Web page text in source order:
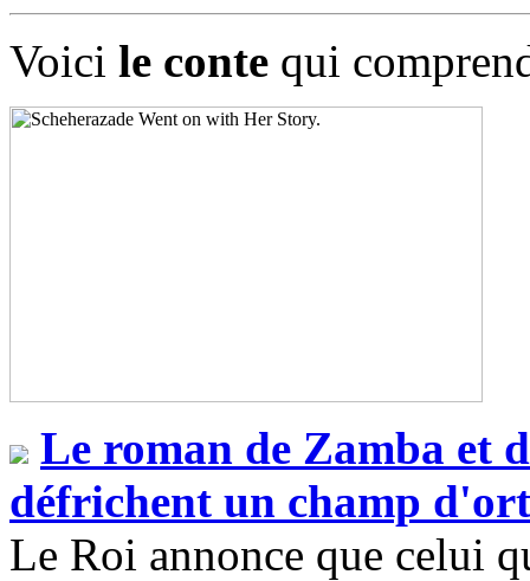
Voici le conte qui
Le roman de Zamba et
défrichent un champ
Le Roi annonce que celui